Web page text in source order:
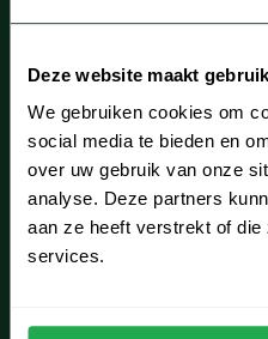
Deze website maakt
We gebruiken cookies om
social media te bieden en
over uw gebruik van onze
analyse. Deze partners
aan ze heeft verstrekt of
services.
Hillegom
Leiderdorp
Lisse
Noordwijk